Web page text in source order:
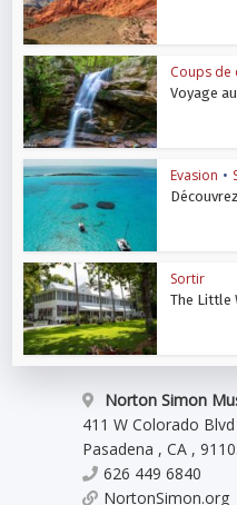
Coups de
Voyage
Evasion •
Sortir
The Little
Norton Simon
411 W Colorado Blvd
Pasadena , CA ,
626 449 6840
NortonSimon.org